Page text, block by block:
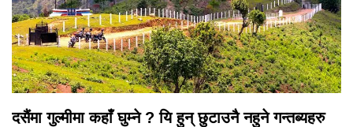
दसैंमा गुल्मीमा कहाँ घुम्ने ? यि हुन् छुटाउनै नहुने गन्तब्यहरु